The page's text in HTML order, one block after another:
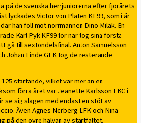
på de svenska herrjuniorerna efter fjorårets
lyckades Victor von Platen KF99, som i år
han föll mot norrmannen Dino Milak. En
Karl Pyk KF99 för när tog sina första
gå till sextondelsfinal. Anton Samuelsson
Johan Linde GFK tog de resterande
startande, vilket var mer än en
förra året var Jeanette Karlsson FKC i
se sig slagen med endast en stöt av
Även Agnes Norberg LFK och Nina
på den övre halvan av startfältet.